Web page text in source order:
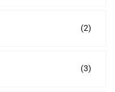
(2)
(3)